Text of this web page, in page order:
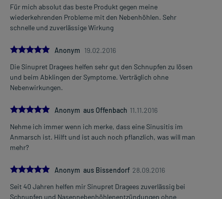
Für mich absolut das beste Produkt gegen meine
wiederkehrenden Probleme mit den Nebenhöhlen. Sehr
schnelle und zuverlässige Wirkung
5.0Anonym 19.02.2016
Die Sinupret Dragees helfen sehr gut den Schnupfen zu lösen
und beim Abklingen der Symptome. Verträglich ohne
Nebenwirkungen.
5.0Anonym aus Offenbach 11.11.2016
Nehme ich immer wenn ich merke, dass eine Sinusitis im
Anmarsch ist. Hilft und ist auch noch pflanzlich, was will man
mehr?
5.0Anonym aus Bissendorf 28.09.2016
Seit 40 Jahren helfen mir Sinupret Dragees zuverlässig bei
Schnupfen und Nasennebenhöhlenentzündungen ohne